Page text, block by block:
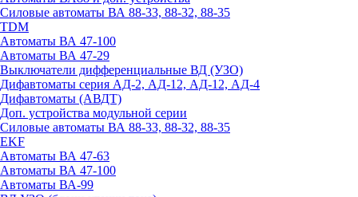
Силовые автоматы ВА 88-33, 88-32, 88-35
TDM
Автоматы ВА 47-100
Автоматы ВА 47-29
Выключатели дифференциальные ВД (УЗО)
Дифавтоматы серия АД-2, АД-12, АД-12, АД-4
Дифавтоматы (АВДТ)
Доп. устройства модульной серии
Силовые автоматы ВА 88-33, 88-32, 88-35
EKF
Автоматы ВА 47-63
Автоматы ВА 47-100
Автоматы ВА-99